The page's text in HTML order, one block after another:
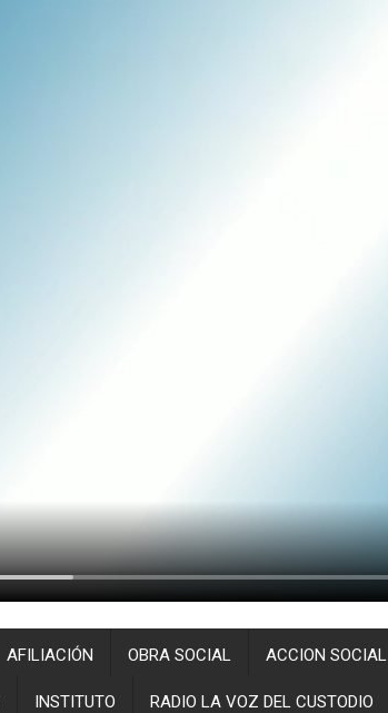
AFILIACIÓN OBRA SOCIAL ACCION SOCIAL
INSTITUTO RADIO LA VOZ DEL CUSTODIO